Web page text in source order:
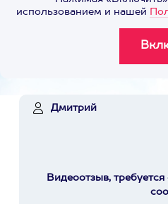
использованием и нашей
Дмитрий
Видеоотзыв,